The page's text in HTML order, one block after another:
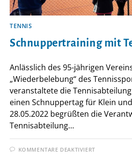
TENNIS
Schnuppertraining mit
Anlässlich des 95-jährigen
„Wiederbelebung“ des
veranstaltete die Tennisabteilung
einen Schnuppertag für Klein
28.05.2022 begrüßten die
Tennisabteilung…
KOMMENTARE DEAKTIVIERTFÜR